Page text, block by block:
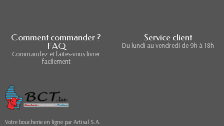
Comment commander ?
FAQ
Commandez et faites-vous livrer
facilement
Service client
Du lundi au vendredi de 9h à 18h
Votre boucherie en ligne par Artisal S.A.